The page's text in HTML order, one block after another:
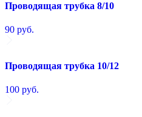
Проводящая трубка 8/10
90 руб.
Проводящая трубка 10/12
100 руб.